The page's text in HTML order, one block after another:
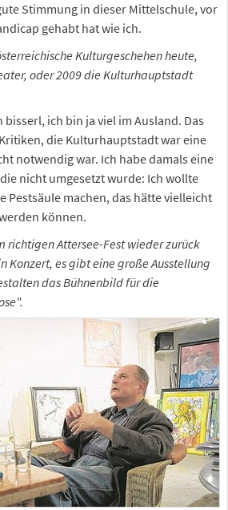
Stimmung in dieser Mittelschule, vor
gehabt hat wie ich.
Kulturgeschehen heute,
oder 2009 die Kulturhauptstadt
ich bin ja viel im Ausland. Das
die Kulturhauptstadt war eine
notwendig war. Ich habe damals eine
nicht umgesetzt wurde: Ich wollte
Pestsäule machen, das hätte vielleicht
können.
richtigen Attersee-Fest wieder zurück
Konzert, es gibt eine große Ausstellung
das Bühnenbild für die